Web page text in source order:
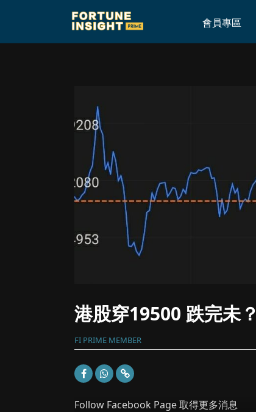
會員專區
港股穿19500 跌完未？
港股穿19500 跌完未？
FI PRIME MEMBER
Follow Facebook Page 取得更多消息